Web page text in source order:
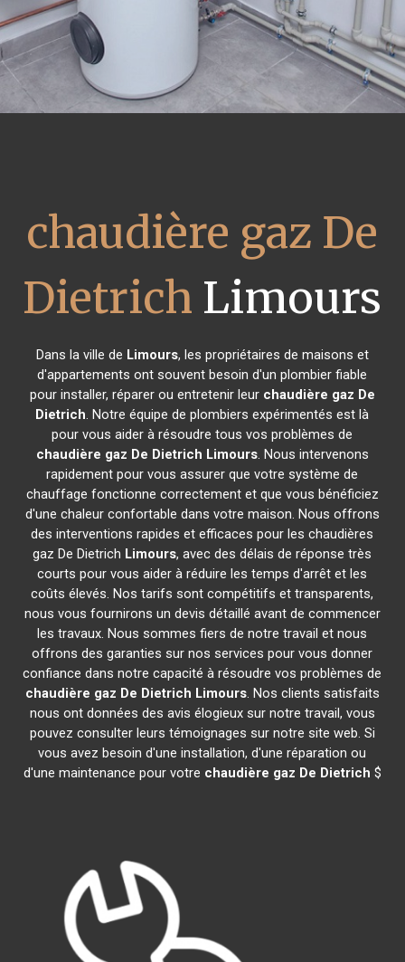
chaudière gaz De
Dietrich Limours
Dans la ville de Limours, les propriétaires de maisons et
d'appartements ont souvent besoin d'un plombier fiable
pour installer, réparer ou entretenir leur chaudière gaz De
Dietrich. Notre équipe de plombiers expérimentés est là
pour vous aider à résoudre tous vos problèmes de
chaudière gaz De Dietrich Limours. Nous intervenons
rapidement pour vous assurer que votre système de
chauffage fonctionne correctement et que vous bénéficiez
d'une chaleur confortable dans votre maison. Nous offrons
des interventions rapides et efficaces pour les chaudières
gaz De Dietrich Limours, avec des délais de réponse très
courts pour vous aider à réduire les temps d'arrêt et les
coûts élevés. Nos tarifs sont compétitifs et transparents,
nous vous fournirons un devis détaillé avant de commencer
les travaux. Nous sommes fiers de notre travail et nous
offrons des garanties sur nos services pour vous donner
confiance dans notre capacité à résoudre vos problèmes de
chaudière gaz De Dietrich Limours. Nos clients satisfaits
nous ont données des avis élogieux sur notre travail, vous
pouvez consulter leurs témoignages sur notre site web. Si
vous avez besoin d'une installation, d'une réparation ou
d'une maintenance pour votre chaudière gaz De Dietrich $